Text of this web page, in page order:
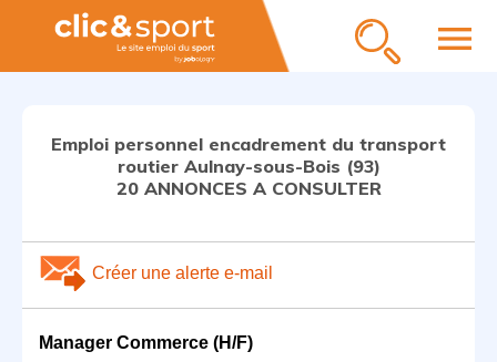
menu
Emploi personnel encadrement du transport
routier Aulnay-sous-Bois (93)
20 ANNONCES A CONSULTER
Créer une alerte e-mail
Manager Commerce (H/F)